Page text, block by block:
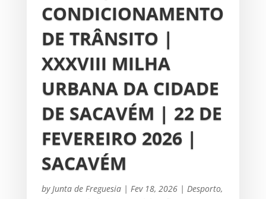
CONDICIONAMENTO
DE TRÂNSITO |
XXXVIII MILHA
URBANA DA CIDADE
DE SACAVÉM | 22 DE
FEVEREIRO 2026 |
SACAVÉM
by Junta de Freguesia| Fev 18, 2026| Desporto,